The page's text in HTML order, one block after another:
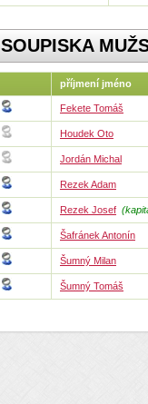
SOUPISKA
příjmení jméno
Fekete Tomáš
Houdek Oto
Jordán Michal
Rezek Adam
Rezek Josef
Šafránek Antonín
Šumný Milan
Šumný Tomáš